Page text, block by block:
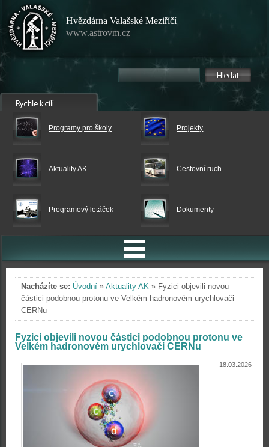
Hvězdárna Valašské Meziříčí
www.astrovm.cz
Programy pro školy Projekty
Aktuality AK Cestovní ruch
Programový letáček Dokumenty
Nacházíte se: Úvodní » Aktuality AK » Fyzici objevili novou
částici podobnou protonu ve Velkém hadronovém urychlovači
CERNu
Fyzici objevili novou částici podobnou protonu ve
Velkém hadronovém urychlovači CERNu
18.03.2026